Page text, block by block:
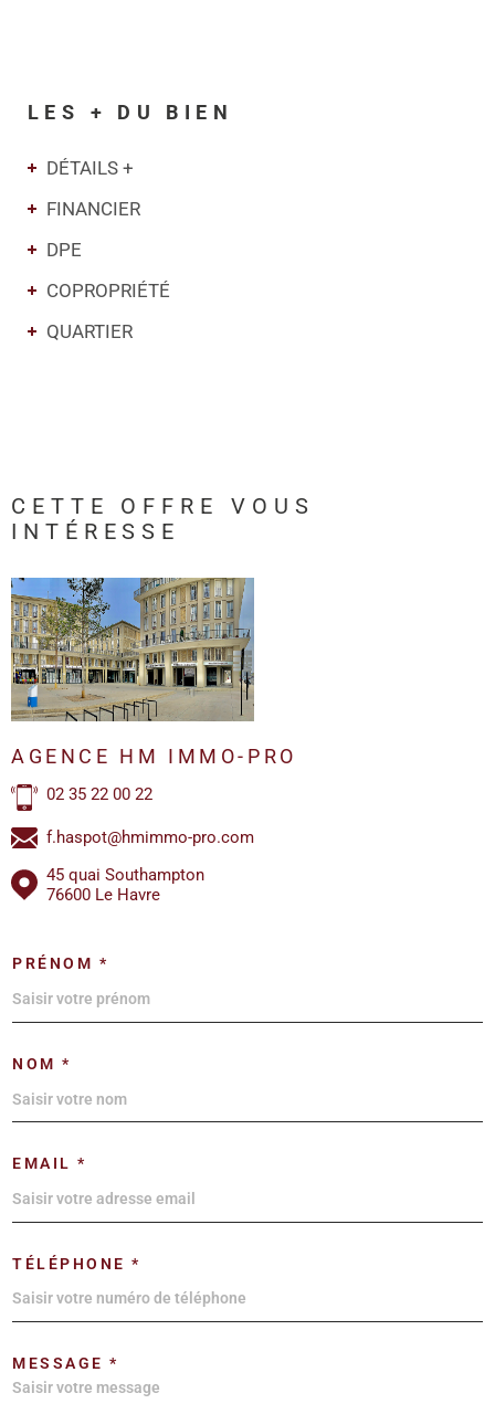
LES + DU BIEN
DÉTAILS +
FINANCIER
DPE
COPROPRIÉTÉ
QUARTIER
CETTE OFFRE
VOUS
INTÉRESSE
AGENCE HM IMMO-PRO
02 35 22 00 22
f.haspot@hmimmo-pro.com
45 quai Southampton
76600 Le Havre
PRÉNOM *
NOM *
EMAIL *
TÉLÉPHONE *
MESSAGE *